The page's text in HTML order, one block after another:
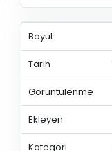
Boyut
Tarih
Görüntülenme
Ekleyen
Kategori